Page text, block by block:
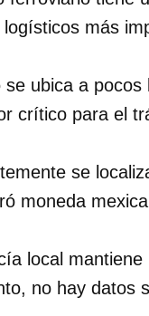
logísticos más
se ubica a pocos
crítico para el
se
moneda
local mantiene
no hay datos